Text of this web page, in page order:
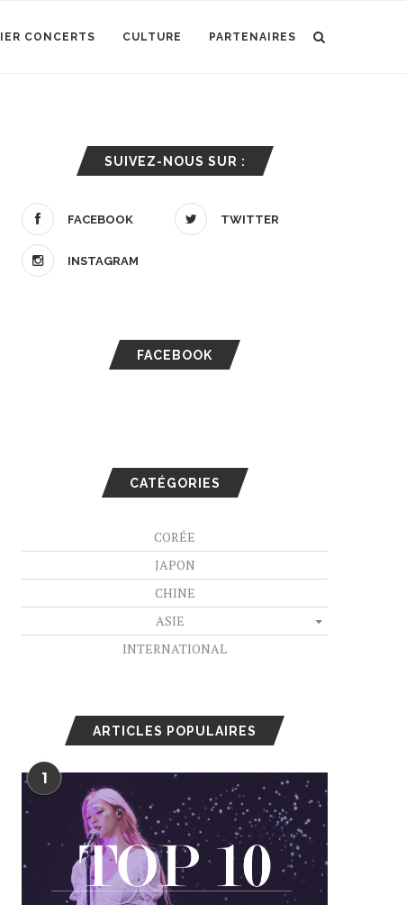
CONCERTS CULTURE PARTENAIRES
SUIVEZ-NOUS SUR :
FACEBOOK TWITTER
INSTAGRAM
FACEBOOK
CATÉGORIES
CORÉE
JAPON
CHINE
ASIE
INTERNATIONAL
ARTICLES POPULAIRES
1